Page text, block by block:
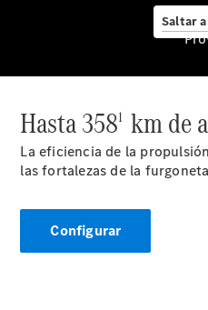
Saltar
posventa y
Hasta 3581 km de
La eficiencia de la
las fortalezas de la
Configurar